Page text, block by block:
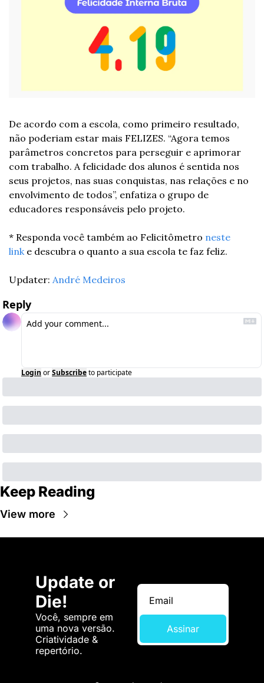
De acordo com a escola, como primeiro resultado,
não poderiam estar mais FELIZES. “Agora temos
parâmetros concretos para perseguir e aprimorar
com trabalho. A felicidade dos alunos é sentida nos
seus projetos, nas suas conquistas, nas relações e no
envolvimento de todos”, enfatiza o grupo de
educadores responsáveis pelo projeto.
* Responda você também ao Felicitômetro neste
link e descubra o quanto a sua escola te faz feliz.
Updater: André Medeiros
Reply
Login orSubscribeto participate
Keep Reading
View more
Update or
Die!
Você, sempre em
uma nova versão.
Criatividade &
repertório.
Assinar